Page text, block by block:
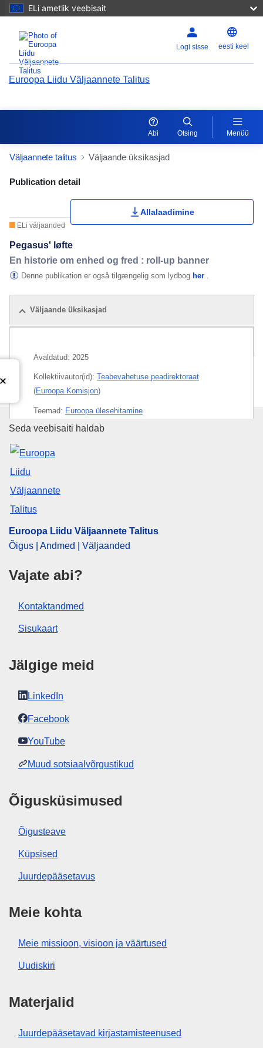
ELi ametlik veebisait
Logi sisse eesti keel
Euroopa Liidu Väljaannete Talitus
Abi Otsing Menüü
Väljaannete talitus Väljaande üksikasjad
Publication Detail Actions Portlet
Publication detail
ELi väljaanded
Allalaadimine
Pegasus' løfte
En historie om enhed og fred : roll-up banner
Denne publikation er også tilgængelig som lydbog her .
Väljaande üksikasjad
Avaldatud: 2025
Kollektiivautor(id): Teabevahetuse peadirektoraat
(Euroopa Komisjon)
Teemad: Euroopa ülesehitamine
õppematerjalid
PDF
Released on EU publications website:
veebivormingus (PDF) ja trükikvaliteediga
vormingus (PDF/X). Lisateavet selle kohta,
kuidas oma koopiat ELi väljaannetest printida,
leiate meie korduma kippuvate
Euroopa Liidu Väljaannete
Seda veebisaiti haldab
Euroopa Liidu Väljaannete Talitus
Õigus | Andmed | Väljaanded
Vajate abi?
Kontaktandmed
Sisukaart
Jälgige meid
LinkedIn
Facebook
YouTube
Muud sotsiaalvõrgustikud
Õigusküsimused
Õigusteave
Küpsised
Juurdepääsetavus
Meie kohta
Meie missioon, visioon ja väärtused
Uudiskiri
Materjalid
Juurdepääsetavad kirjastamisteenused